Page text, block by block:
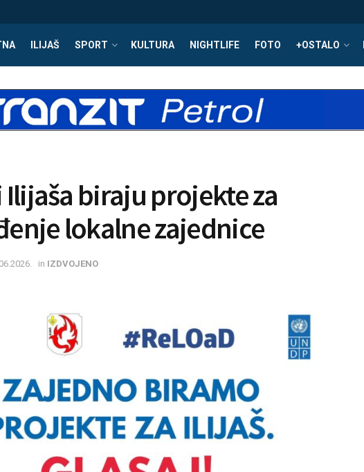
ILIJAŠ SPORT KULTURA NIGHTLIFE FOTO +OSTALO
Ilijaša biraju projekte za
lokalne zajednice
in IZDVOJENO